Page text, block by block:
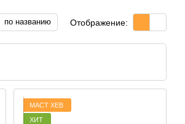
по названию Отображение:
МАСТ ХЕВ
ХИТ